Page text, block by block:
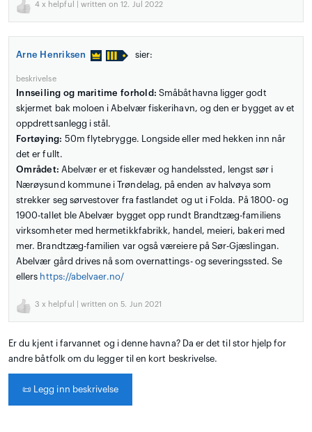
4 x helpful | written on 12. Jul 2022
Arne Henriksen sier:
beskrivelse
Innseiling og maritime forhold: Småbåthavna ligger godt
skjermet bak moloen i Abelvær fiskerihavn, og den er bygget av et
oppdrettsanlegg i stål.
Fortøying: 50m flytebrygge. Longside eller med hekken inn når
det er fullt.
Området: Abelvær er et fiskevær og handelssted, lengst sør i
Nærøysund kommune i Trøndelag, på enden av halvøya som
strekker seg sørvestover fra fastlandet og ut i Folda. På 1800- og
1900-tallet ble Abelvær bygget opp rundt Brandtzæg-familiens
virksomheter med hermetikkfabrikk, handel, meieri, bakeri med
mer. Brandtzæg-familien var også væreiere på Sør-Gjæslingan.
Abelvær gård drives nå som overnattings- og severingssted. Se
ellers https://abelvaer.no/
3 x helpful | written on 5. Jun 2021
Er du kjent i farvannet og i denne havna? Da er det til stor hjelp for
andre båtfolk om du legger til en kort beskrivelse.
📜 Legg inn beskrivelse